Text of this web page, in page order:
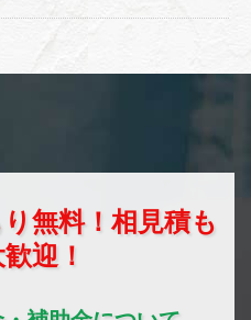
無料！相見積も
迎！